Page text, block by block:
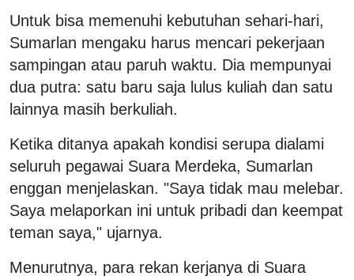
Untuk bisa memenuhi kebutuhan sehari-hari,
Sumarlan mengaku harus mencari pekerjaan
sampingan atau paruh waktu. Dia mempunyai
dua putra: satu baru saja lulus kuliah dan satu
lainnya masih berkuliah.
Ketika ditanya apakah kondisi serupa dialami
seluruh pegawai Suara Merdeka, Sumarlan
enggan menjelaskan. "Saya tidak mau melebar.
Saya melaporkan ini untuk pribadi dan keempat
teman saya," ujarnya.
Menurutnya, para rekan kerjanya di Suara